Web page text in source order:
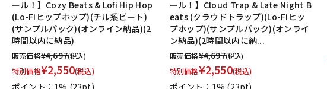
ール！】Cozy Beats & Lofi Hip Hop
(Lo-Fiヒップホップ)(チル系ビート)
(サンプルパック)(オンライン納品)(2
時間以内に納品)
販売価格¥4,697(税込)
特別価格¥2,550(税込)
ポイント：1% (23pt)
ール！】Cloud Trap & Late Night B
eats (クラウドトラップ)(Lo-Fiヒッ
プホップ)(サンプルパック)(オンライ
ン納品)(2時間以内に納...
販売価格¥4,697(税込)
特別価格¥2,550(税込)
ポイント：1% (23pt)